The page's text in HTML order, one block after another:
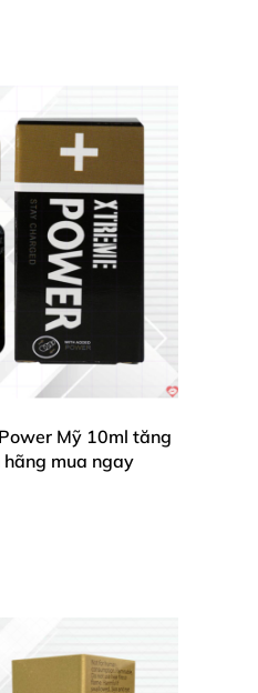
Mỹ 10ml tăng
hãng mua ngay